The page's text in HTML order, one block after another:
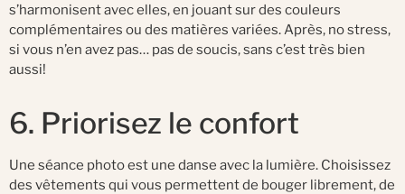
s’harmonisent avec elles, en jouant sur des couleurs
complémentaires ou des matières variées. Après, no stress,
si vous n’en avez pas… pas de soucis, sans c’est très bien
aussi!
6. Priorisez le confort
Une séance photo est une danse avec la lumière. Choisissez
des vêtements qui vous permettent de bouger librement, de